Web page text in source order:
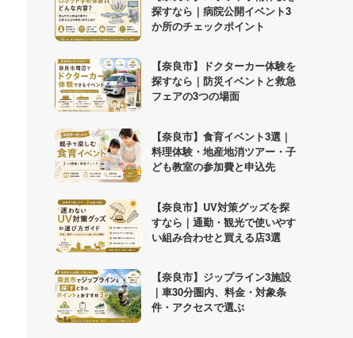
探すなら｜病院公開イベント3
か所のチェックポイント
【奈良市】ドクターカー体験を
探すなら｜防災イベントと救急
フェアの3つの場面
【奈良市】食育イベント3選｜
料理体験・地産地消ツアー・子
ども教室の参加費と申込先
【奈良市】UV対策グッズを探
すなら｜通勤・観光で使いやす
い組み合わせと買える店3選
【奈良市】ジップライン3施設
｜車30分圏内、料金・対象条
件・アクセスで選ぶ